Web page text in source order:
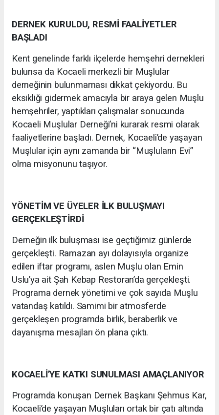
DERNEK KURULDU, RESMİ FAALİYETLER
BAŞLADI
Kent genelinde farklı ilçelerde hemşehri dernekleri
bulunsa da Kocaeli merkezli bir Muşlular
derneğinin bulunmaması dikkat çekiyordu. Bu
eksikliği gidermek amacıyla bir araya gelen Muşlu
hemşehriler, yaptıkları çalışmalar sonucunda
Kocaeli Muşlular Derneği’ni kurarak resmi olarak
faaliyetlerine başladı. Dernek, Kocaeli’de yaşayan
Muşlular için aynı zamanda bir “Muşluların Evi”
olma misyonunu taşıyor.
YÖNETİM VE ÜYELER İLK BULUŞMAYI
GERÇEKLEŞTİRDİ
Derneğin ilk buluşması ise geçtiğimiz günlerde
gerçekleşti. Ramazan ayı dolayısıyla organize
edilen iftar programı, aslen Muşlu olan Emin
Uslu’ya ait Şah Kebap Restoran’da gerçekleşti.
Programa dernek yönetimi ve çok sayıda Muşlu
vatandaş katıldı. Samimi bir atmosferde
gerçekleşen programda birlik, beraberlik ve
dayanışma mesajları ön plana çıktı.
KOCAELİ’YE KATKI SUNULMASI AMAÇLANIYOR
Programda konuşan Dernek Başkanı Şehmus Kar,
Kocaeli’de yaşayan Muşluları ortak bir çatı altında